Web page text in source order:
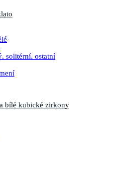
solitérní, ostatní
bílé kubické zirkony